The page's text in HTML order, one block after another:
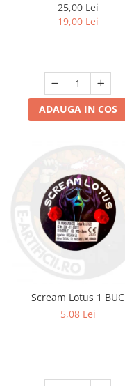
25,00 Lei
19,00 Lei
ADAUGA IN COS
Scream Lotus 1 BUC
5,08 Lei